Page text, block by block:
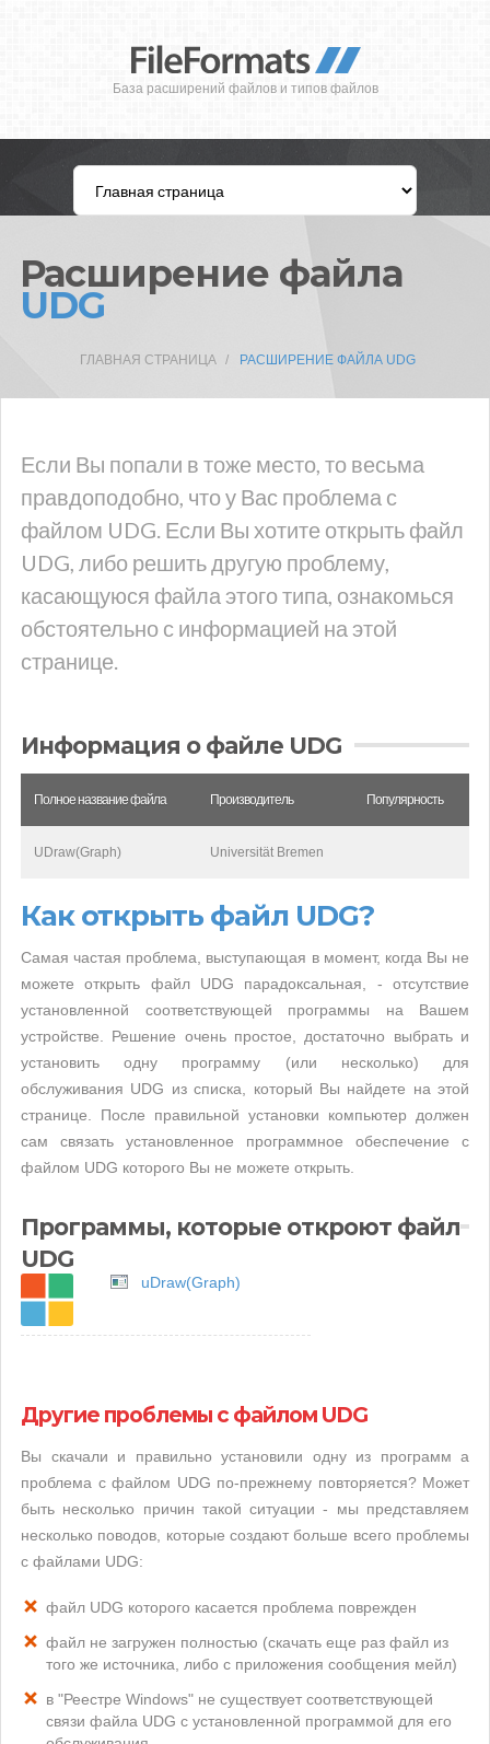
База расширений файлов и типов файлов
Расширение файла
UDG
ГЛАВНАЯ СТРАНИЦА РАСШИРЕНИЕ ФАЙЛА UDG
Если Вы попали в тоже место, то весьма
правдоподобно, что у Вас проблема с
файлом UDG. Если Вы хотите открыть файл
UDG, либо решить другую проблему,
касающуюся файла этого типа, ознакомься
обстоятельно с информацией на этой
странице.
Информация о файле UDG
Полное название файла Производитель Популярность
UDraw(Graph) Universität Bremen
Как открыть файл UDG?
Самая частая проблема, выступающая в момент, когда Вы не
можете открыть файл UDG парадоксальная, - отсутствие
установленной соответствующей программы на Вашем
устройстве. Решение очень простое, достаточно выбрать и
установить одну программу (или несколько) для
обслуживания UDG из списка, который Вы найдете на этой
странице. После правильной установки компьютер должен
сам связать установленное программное обеспечение с
файлом UDG которого Вы не можете открыть.
Программы, которые откроют файл
UDG
uDraw(Graph)
Другие проблемы с файлом UDG
Вы скачали и правильно установили одну из программ а
проблема с файлом UDG по-прежнему повторяется? Может
быть несколько причин такой ситуации - мы представляем
несколько поводов, которые создают больше всего проблемы
с файлами UDG:
файл UDG которого касается проблема поврежден
файл не загружен полностью (скачать еще раз файл из
того же источника, либо с приложения сообщения мейл)
в "Реестре Windows" не существует соответствующей
связи файла UDG с установленной программой для его